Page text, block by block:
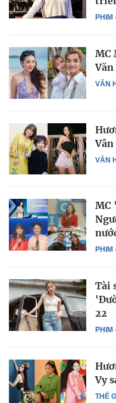
PHIM
VĂN
MC
VĂN
Vân
PHIM
MC
PHIM
Tài
22
THẾ
Vy